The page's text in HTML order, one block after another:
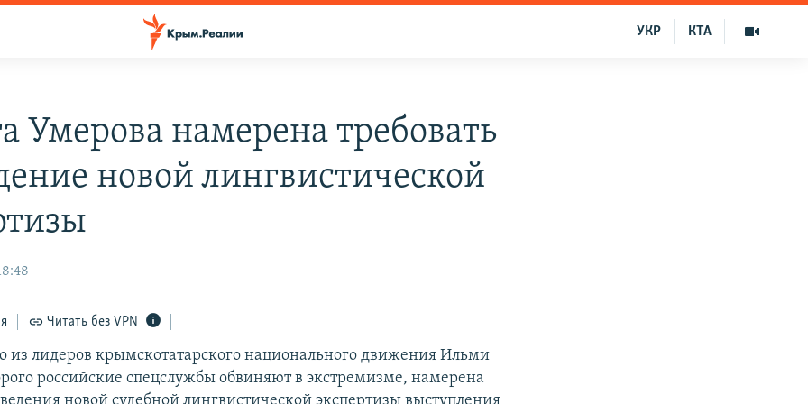
КТА
УКР
Умерова намерена требовать
новой лингвистической
Читать без VPN
из лидеров крымскотатарского национального движения Ильми
российские спецслужбы обвиняют в экстремизме, намерена